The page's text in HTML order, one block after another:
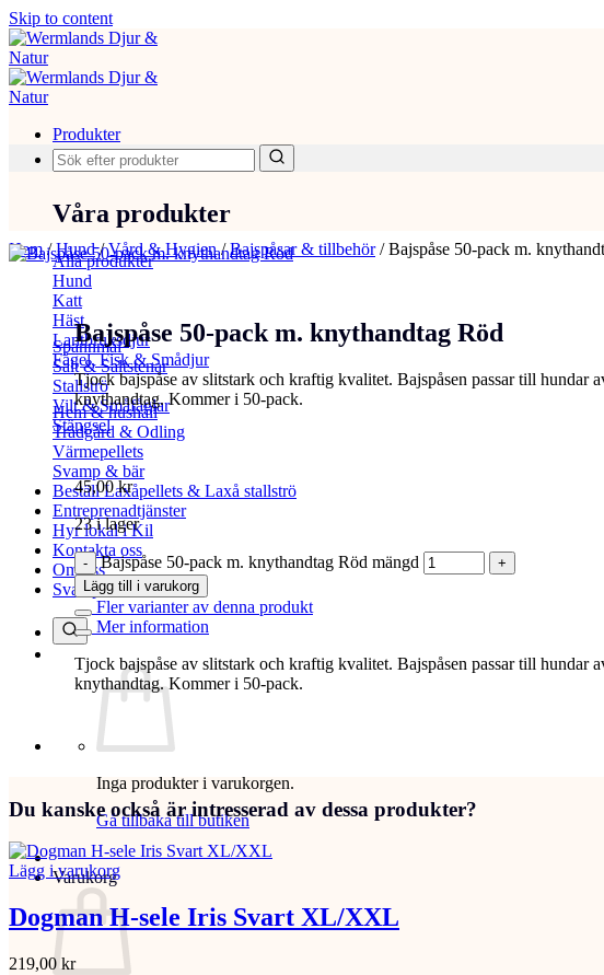
Skip to content
Produkter
Våra produkter
Alla produkter
Hund
Katt
Häst
Lantbruksdjur
Fågel, Fisk & Smådjur
Spannmål
Salt & Saltstenar
Stallströ
Vilt & Småfåglar
Stängsel
Hem & hushåll
Trädgård & Odling
Värmepellets
Svamp & bär
Beställ Laxåpellets & Laxå stallströ
Entreprenadtjänster
Hyr lokal i Kil
Kontakta oss
Om oss
Svamp & Bär
Inga produkter i varukorgen.
Gå tillbaka till butiken
Varukorg
Hem/Hund/Vård & Hygien/Bajspåsar & tillbehör/Bajspåse 50-pack m.
Bajspåse 50-pack m. knythandtag Röd
Tjock bajspåse av slitstark och kraftig kvalitet. Bajspåsen passar till hundar
knythandtag. Kommer i 50-pack.
45,00kr
23 i lager
Bajspåse 50-pack m. knythandtag Röd mängd
Lägg till i varukorg
Fler varianter av denna produkt
Mer information
Tjock bajspåse av slitstark och kraftig kvalitet. Bajspåsen passar till hundar
knythandtag. Kommer i 50-pack.
Du kanske också är intresserad av dessa produkter?
Lägg i varukorg
Dogman H-sele Iris Svart XL/XXL
219,00 kr